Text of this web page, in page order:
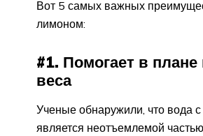
Вот 5 самых важных
лимоном:
#1. Помогает в плане
веса
Ученые обнаружили, что вода
является неотъемлемой